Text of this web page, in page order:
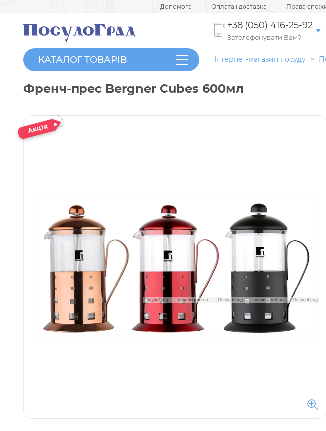
Допомога Оплата і доставка Права
+38 (050) 416-25-92
Зателефонувати Вам?
КАТАЛОГ ТОВАРІВ Інтернет-магазин посуду >
Френч-прес Bergner Cubes 600мл